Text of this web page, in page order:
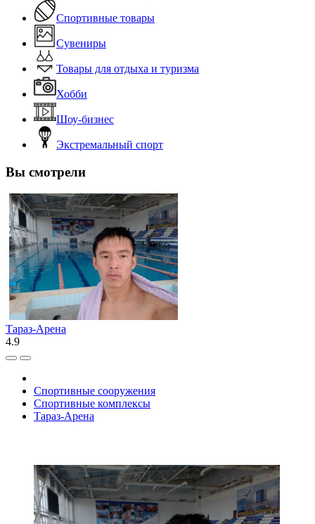
Спортивные товары
Сувениры
Товары для отдыха и туризма
Хобби
Шоу-бизнес
Экстремальный спорт
Вы смотрели
Тараз-Арена
4.9
Спортивные сооружения
Спортивные комплексы
Тараз-Арена